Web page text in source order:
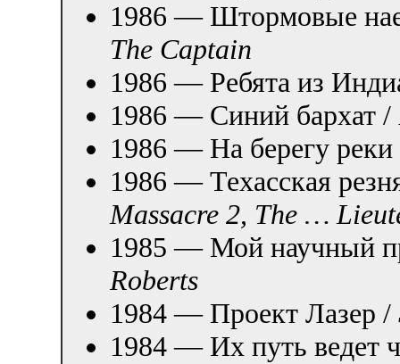
1986 — Штормовые
The Captain
1986 — Ребята из
1986 — Синий бархат /
1986 — На берегу
1986 — Техасская
Massacre 2, The …
1985 — Мой научный
Roberts
1984 — Проект Лазер /
1984 — Их путь ведет